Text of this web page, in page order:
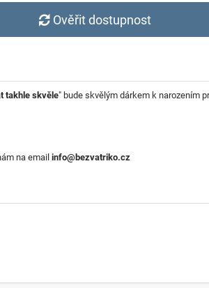
Ověřit dostupnost
takhle skvěle" bude skvělým dárkem k narozením
na email info@bezvatriko.cz